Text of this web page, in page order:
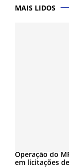
MAIS LIDOS
Operação do
em licitações